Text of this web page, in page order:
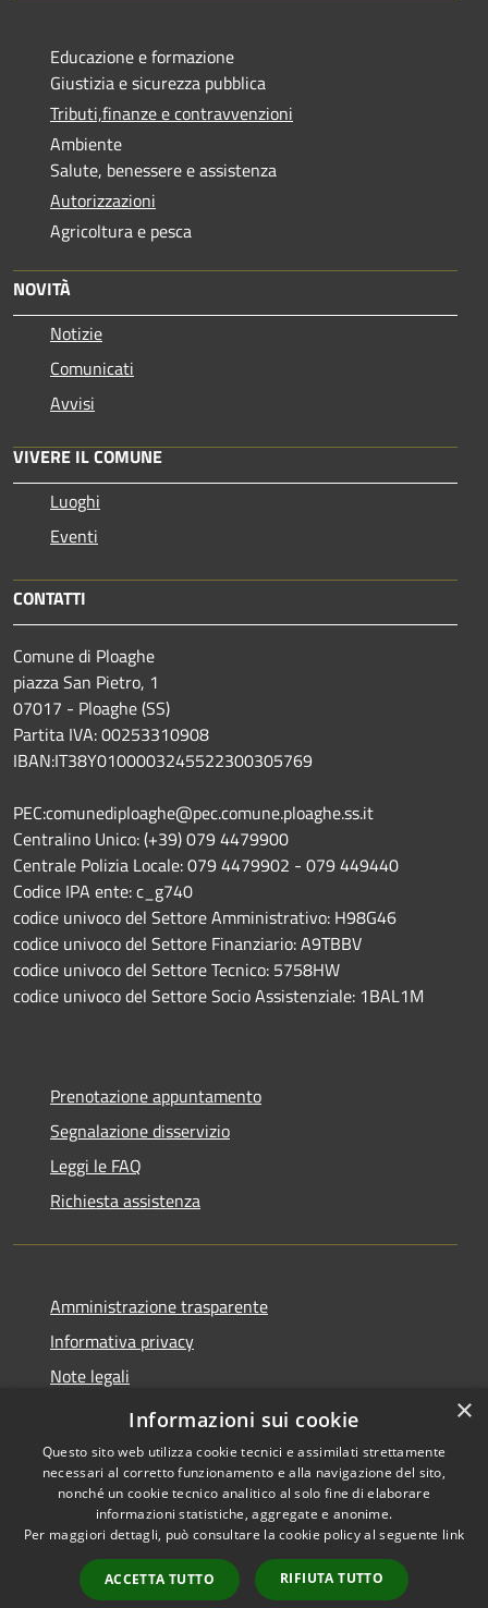
Educazione e formazione
Giustizia e sicurezza pubblica
Tributi,finanze e contravvenzioni
Ambiente
Salute, benessere e assistenza
Autorizzazioni
Agricoltura e pesca
NOVITÀ
Notizie
Comunicati
Avvisi
VIVERE IL COMUNE
Luoghi
Eventi
CONTATTI
Comune di Ploaghe
piazza San Pietro, 1
07017 - Ploaghe (SS)
Partita IVA: 00253310908
IBAN:IT38Y0100003245522300305769
PEC:comunediploaghe@pec.comune.ploaghe.ss.it
Centralino Unico: (+39) 079 4479900
Centrale Polizia Locale: 079 4479902 - 079 449440
Codice IPA ente: c_g740
codice univoco del Settore Amministrativo: H98G46
codice univoco del Settore Finanziario: A9TBBV
codice univoco del Settore Tecnico: 5758HW
codice univoco del Settore Socio Assistenziale: 1BAL1M
Prenotazione appuntamento
Segnalazione disservizio
Leggi le FAQ
Richiesta assistenza
Amministrazione trasparente
Informativa privacy
Note legali
Dichiarazione di accessibilità
Accessibilità
Copyright © 2026 • Comune di
Ploaghe • Powered by
Municipium•
Accesso
redazione
×
Informazioni sui cookie
Questo sito web utilizza cookie tecnici e assimilati strettamente
necessari al corretto funzionamento e alla navigazione del sito,
nonché un cookie tecnico analitico al solo fine di elaborare
informazioni statistiche, aggregate e anonime.
Per maggiori dettagli, può consultare la cookie policy al seguente link
ACCETTA TUTTO RIFIUTA TUTTO